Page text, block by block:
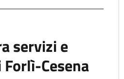
servizi e
Cesena